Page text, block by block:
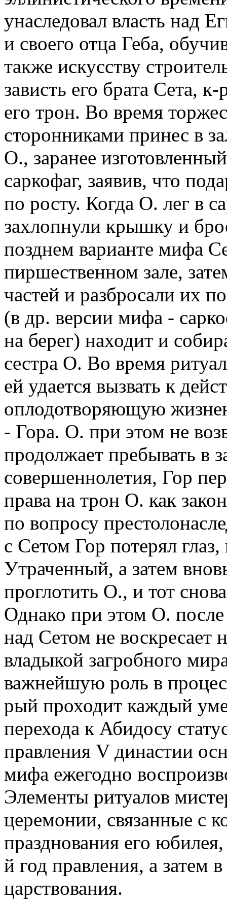
унаследовал власть над
и своего отца Геба,
также искусству
зависть его брата Сета,
его трон. Во время
сторонниками принес в
О., заранее
саркофаг, заявив, что
по росту. Когда О. лег в
захлопнули крышку и
позднем варианте мифа
пиршественном зале,
частей и разбросали их
(в др. версии мифа -
на берег) находит и
сестра О. Во время
ей удается вызвать к
оплодотворяющую
- Гора. О. при этом не
продолжает пребывать в
совершеннолетия, Гор
права на трон О. как
по вопросу
с Сетом Гор потерял
Утраченный, а затем
проглотить О., и тот
Однако при этом О.
над Сетом не воскресает
владыкой загробного
важнейшую роль в
рый проходит каждый
перехода к Абидосу
правления V династии
мифа ежегодно
Элементы ритуалов
церемонии, связанные с
празднования его
й год правления, а затем
царствования.